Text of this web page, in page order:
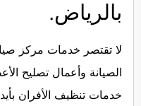
بالرياض.
لا تقتصر خدمات مركز
الصيانة وأعمال تصليح
خدمات تنظيف الأفران